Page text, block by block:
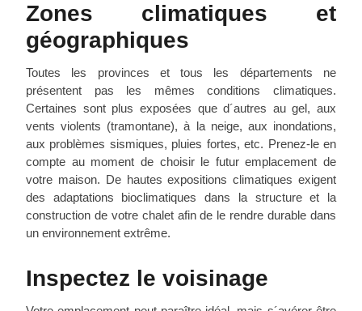
Zones climatiques et
géographiques
Toutes les provinces et tous les départements ne
présentent pas les mêmes conditions climatiques.
Certaines sont plus exposées que d´autres au gel, aux
vents violents (tramontane), à la neige, aux inondations,
aux problèmes sismiques, pluies fortes, etc. Prenez-le en
compte au moment de choisir le futur emplacement de
votre maison. De hautes expositions climatiques exigent
des adaptations bioclimatiques dans la structure et la
construction de votre chalet afin de le rendre durable dans
un environnement extrême.
Inspectez le voisinage